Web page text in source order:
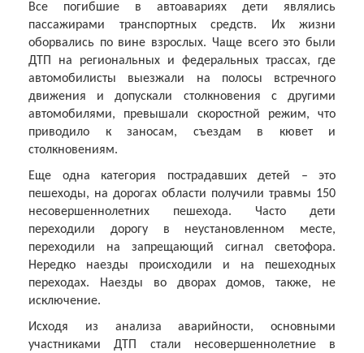
Все погибшие в автоавариях дети являлись
пассажирами транспортных средств. Их жизни
оборвались по вине взрослых. Чаще всего это были
ДТП на региональных и федеральных трассах, где
автомобилисты выезжали на полосы встречного
движения и допускали столкновения с другими
автомобилями, превышали скоростной режим, что
приводило к заносам, съездам в кювет и
столкновениям.
Еще одна категория пострадавших детей – это
пешеходы, на дорогах области получили травмы 150
несовершеннолетних пешехода. Часто дети
переходили дорогу в неустановленном месте,
переходили на запрещающий сигнал светофора.
Нередко наезды происходили и на пешеходных
переходах. Наезды во дворах домов, также, не
исключение.
Исходя из анализа аварийности, основными
участниками ДТП стали несовершеннолетние в